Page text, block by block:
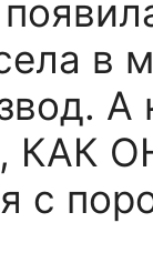
в
А
КАК
с